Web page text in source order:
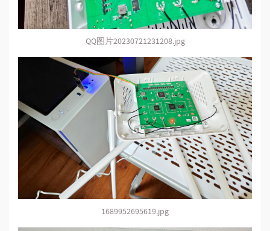
QQ图片20230721231208.jpg
1689952695619.jpg